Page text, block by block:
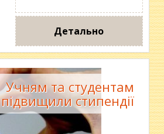
Детально
Учням та студентам
підвищили стипендії